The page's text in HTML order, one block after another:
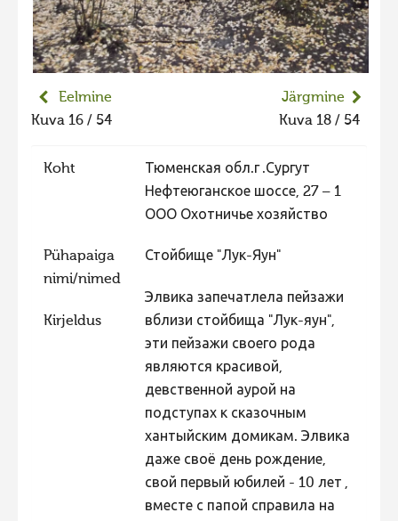
Liikuvad kuvad 2025
Hiite kuvavõistlus 2024
Liikuvad kuvad 2024
Hiite kuvavõistlus 2023 lisa
Liikuvad kuvad 2022
Hiite kuvavõistlus 2021
Hiite kuvavõistlus 2021 lisa
Liikuvad kuvad 2021
Hiite kuvavõistlus 2020
Hiite kuvavõistlus 2020 lisa
Liikuvad kuvad 2020
Eelmine
Kuva 16 / 54
Järgmine
Kuva 18 / 54
Koht
Тюменская обл.г .Сургут
Нефтеюганское шоссе, 27 – 1
ООО Охотничье хозяйство
Pühapaiga
nimi/nimed
Стойбище "Лук-Яун"
Kirjeldus
Элвика запечатлела пейзажи
вблизи стойбища "Лук-яун",
эти пейзажи своего рода
являются красивой,
девственной аурой на
подступах к сказочным
хантыйским домикам. Элвика
даже своё день рождение,
свой первый юбилей - 10 лет ,
вместе с папой справила на